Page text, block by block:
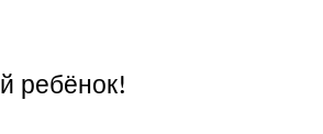
ребёнок!